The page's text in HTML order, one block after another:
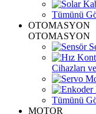
Tümünü
OTOMASYON
OTOMASYON
Cihazları
Tümünü
MOTOR